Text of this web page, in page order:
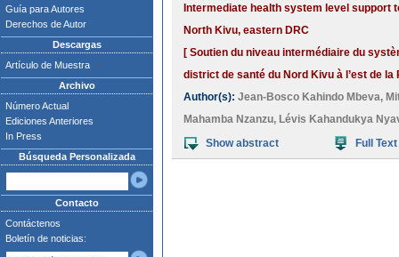
Guía para Autores
Derechos de Autor
Descargas
Artículo de Muestra
Archivo
Número Actual
Ediciones Anteriores
In Press
Búsqueda Personalizada
Contacto
Contáctenos
Boletín de noticias:
Intermediate health system level
North Kivu, eastern DRC
[ Soutien du niveau intermédiaire du
district de santé du Nord Kivu à l’est de la
Author(s): Jean-Bosco Kahindo Mbeva,
Mahamba Nzanzu, Lévis Kahandukya
Show abstract
Full Text